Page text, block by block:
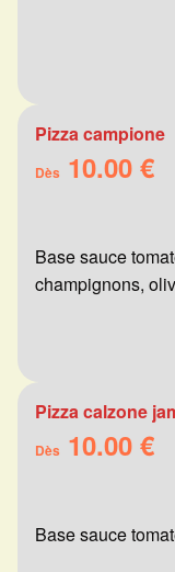
Pizza campione
Dès 10.00 €
Base sauce
champignons,
Pizza calzone
Dès 10.00 €
Base sauce